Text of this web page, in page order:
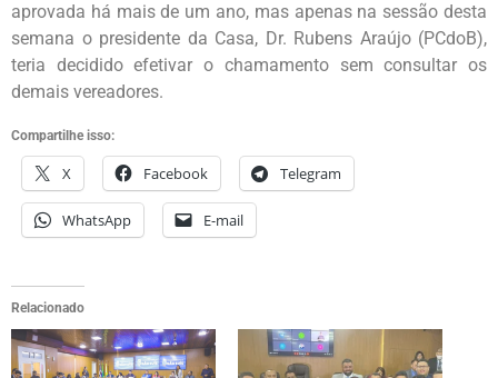
aprovada há mais de um ano, mas apenas na sessão desta
semana o presidente da Casa, Dr. Rubens Araújo (PCdoB),
teria decidido efetivar o chamamento sem consultar os
demais vereadores.
Compartilhe isso:
X Facebook Telegram
WhatsApp E-mail
Relacionado